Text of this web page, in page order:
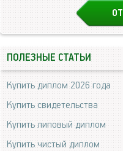
ПОЛЕЗНЫЕ СТАТЬИ
Купить диплом 2026 года
Купить свидетельства
Купить липовый диплом
Купить чистый диплом